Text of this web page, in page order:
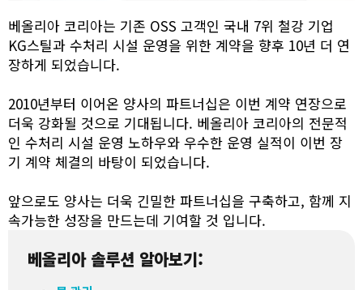
베올리아 코리아는 기존 OSS 고객인 국내 7위 철강 기업
KG스틸과 수처리 시설 운영을 위한 계약을 향후 10년 더 연
장하게 되었습니다.
2010년부터 이어온 양사의 파트너십은 이번 계약 연장으로
더욱 강화될 것으로 기대됩니다. 베올리아 코리아의 전문적
인 수처리 시설 운영 노하우와 우수한 운영 실적이 이번 장
기 계약 체결의 바탕이 되었습니다.
앞으로도 양사는 더욱 긴밀한 파트너십을 구축하고, 함께 지
속가능한 성장을 만드는데 기여할 것 입니다.
베올리아 솔루션 알아보기: